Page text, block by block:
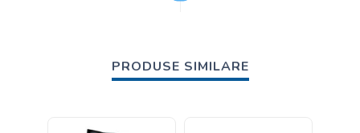
PRODUSE SIMILARE